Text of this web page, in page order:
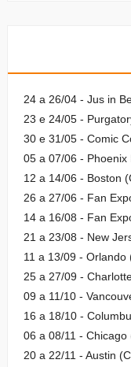
24 a 26/04 - Jus in
23 e 24/05 -
30 e 31/05 - Comic
05 a 07/06 - Phoenix
12 a 14/06 - Boston
26 a 27/06 - Fan
14 a 16/08 - Fan
21 a 23/08 - New
11 a 13/09 - Orlando
25 a 27/09 -
09 a 11/10 -
16 a 18/10 -
06 a 08/11 - Chicago
20 a 22/11 - Austin